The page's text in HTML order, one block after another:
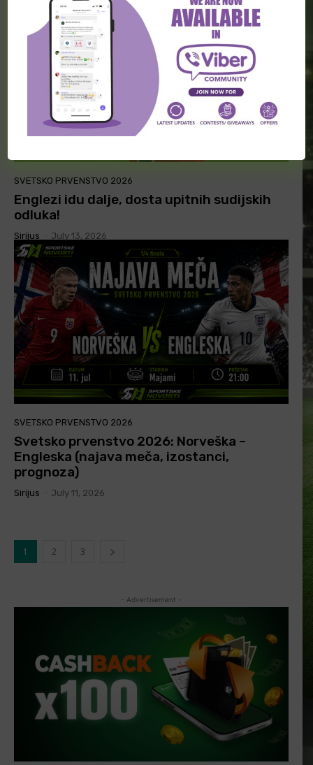
SVETSKO PRVENSTVO 2026
Englezi idu dalje, dosta upitnih sudijskih
odluka!
Sirijus July 13, 2026
SVETSKO PRVENSTVO 2026
Svetsko prvenstvo 2026: Norveška –
Engleska (najava meča, izostanci,
prognoza)
Sirijus July 11, 2026
1 2 3
- Advertisement -